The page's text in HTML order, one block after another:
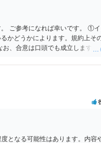
を払ってもらいます。任意に支
訴した場合、何も得られません
現在は弁護士報酬は自由化され
ご参考になれば幸いです。 ①
かどうかによります。規約上そ
、合意は口頭でも成立しますが
ず支払われていない場合は、契
ては、休日・時間外労働があっ
のやり取り等を確認する必要が
きっぱりと断ればよく、解雇に
ます。 回答としては以上になり
するか、労働基準監督署に相談
となる可能性はあります。内容